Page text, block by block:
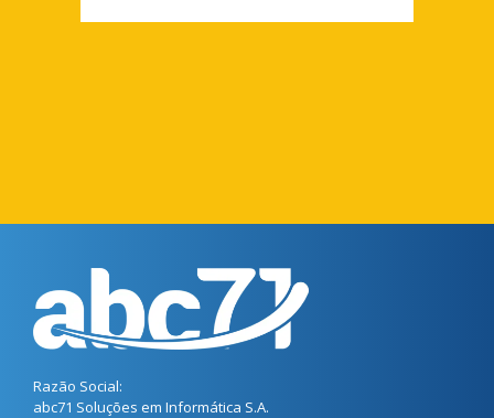
Razão Social:
abc71 Soluções em Informática S.A.